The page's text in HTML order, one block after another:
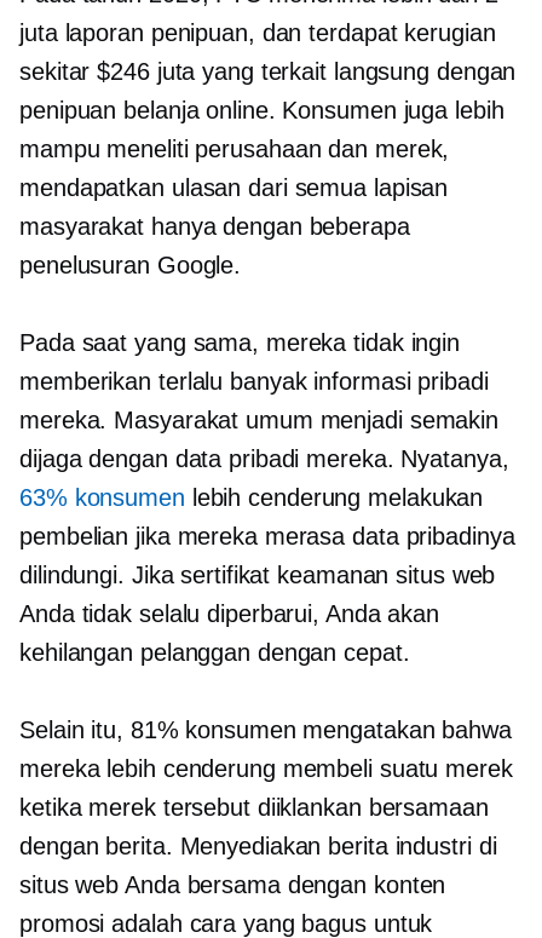
juta laporan penipuan, dan terdapat kerugian
sekitar $246 juta yang terkait langsung dengan
penipuan belanja online. Konsumen juga lebih
mampu meneliti perusahaan dan merek,
mendapatkan ulasan dari semua lapisan
masyarakat hanya dengan beberapa
penelusuran Google.
Pada saat yang sama, mereka tidak ingin
memberikan terlalu banyak informasi pribadi
mereka. Masyarakat umum menjadi semakin
dijaga dengan data pribadi mereka. Nyatanya,
63% konsumen lebih cenderung melakukan
pembelian jika mereka merasa data pribadinya
dilindungi. Jika sertifikat keamanan situs web
Anda tidak selalu diperbarui, Anda akan
kehilangan pelanggan dengan cepat.
Selain itu, 81% konsumen mengatakan bahwa
mereka lebih cenderung membeli suatu merek
ketika merek tersebut diiklankan bersamaan
dengan berita. Menyediakan berita industri di
situs web Anda bersama dengan konten
promosi adalah cara yang bagus untuk